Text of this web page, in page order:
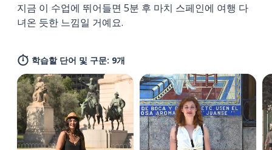
지금 이 수업에 뛰어들면 5분 후 마치 스페인에 여행 다
녀온 듯한 느낌일 거예요.
학습할 단어 및 구문: 9개